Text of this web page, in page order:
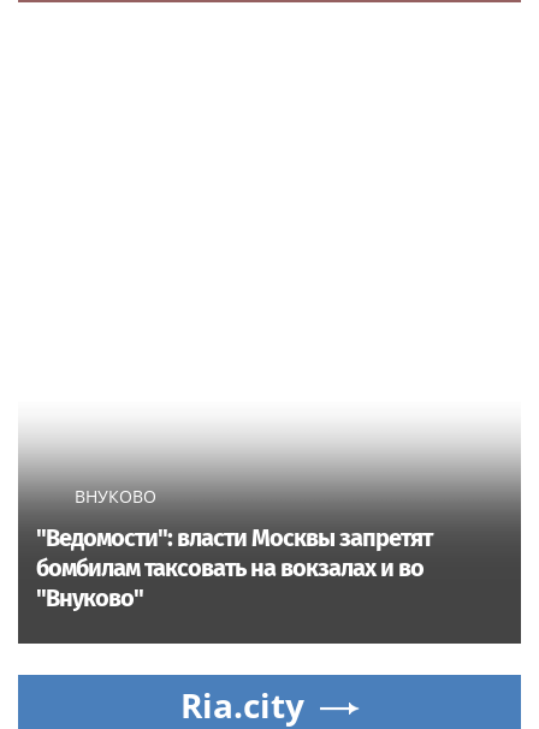
ВНУКОВО
"Ведомости": власти Москвы запретят
бомбилам таксовать на вокзалах и во
"Внуково"
Ria.city